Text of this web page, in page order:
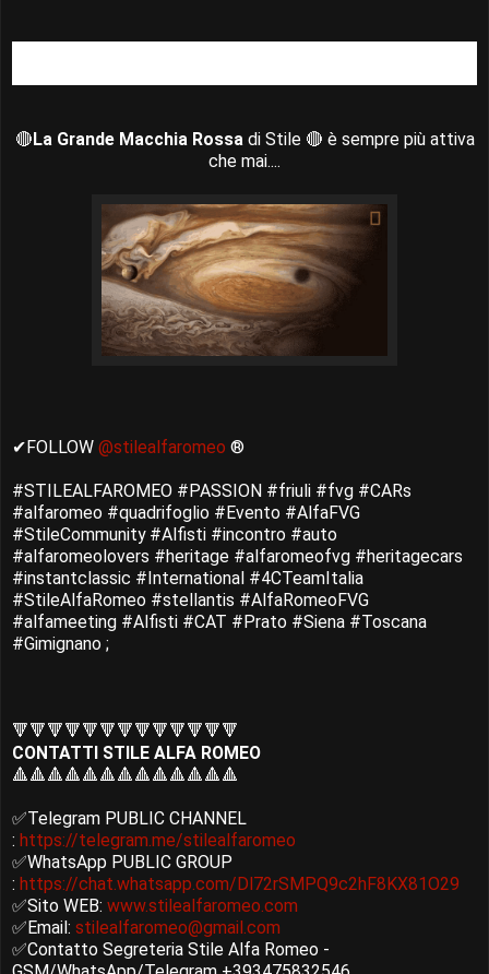
🔴 La Grande Macchia Rossadi Stile 🔴 è sempre più attiva
che mai....
✔FOLLOW @stilealfaromeo ®
#STILEALFAROMEO #PASSION #friuli #fvg #CARs
#alfaromeo #quadrifoglio #Evento #AlfaFVG
#StileCommunity #Alfisti #incontro #auto
#alfaromeolovers #heritage #alfaromeofvg #heritagecars
#instantclassic #International #4CTeamItalia
#StileAlfaRomeo #stellantis #AlfaRomeoFVG
#alfameeting #Alfisti #CAT #Prato #Siena #Toscana
#Gimignano ;
🔻🔻🔻🔻🔻🔻🔻🔻🔻🔻🔻🔻🔻
CONTATTI STILE ALFA ROMEO
🔺🔺🔺🔺🔺🔺🔺🔺🔺🔺🔺🔺🔺
✅Telegram PUBLIC CHANNEL
: https://telegram.me/stilealfaromeo
✅WhatsApp PUBLIC GROUP
: https://chat.whatsapp.com/Dl72rSMPQ9c2hF8KX81O29
✅Sito WEB: www.stilealfaromeo.com
✅Email: stilealfaromeo@gmail.com
✅Contatto Segreteria Stile Alfa Romeo -